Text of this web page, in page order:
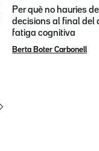
Per què no hauries
decisions al final del
fatiga cognitiva
Berta Boter Carbonell